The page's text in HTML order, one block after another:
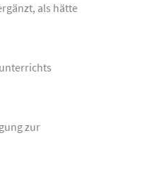
als hätte
zur